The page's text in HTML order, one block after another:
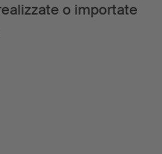
o importate